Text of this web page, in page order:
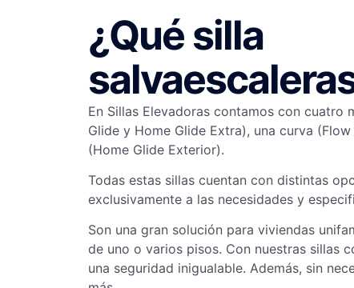
¿Qué silla
En Sillas Elevadoras contamos con cuatro
Glide y Home Glide Extra), una curva
(Home Glide Exterior).
Todas estas sillas cuentan con distintas
exclusivamente a las necesidades y
Son una gran solución para viviendas
de uno o varios pisos. Con nuestras sillas
una seguridad inigualable. Además, sin